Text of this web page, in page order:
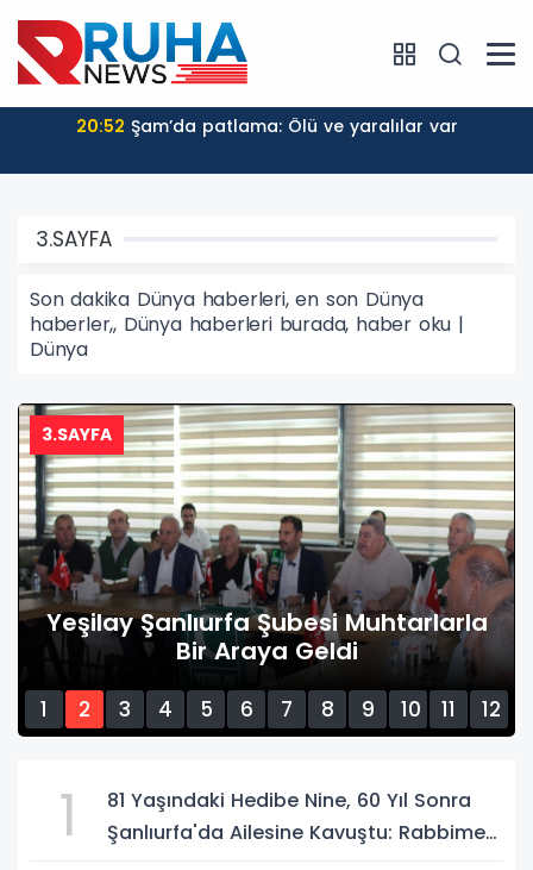
20:48 Yemen’de Husi saldırıları: 30 ölü
3.SAYFA
Son dakika Dünya haberleri, en son Dünya
haberler,, Dünya haberleri burada, haber oku |
Dünya
3.SAYFA
Yeşilay Şanlıurfa Şubesi Muhtarlarla
Bir Araya Geldi
1 2 3 4 5 6 7 8 9 10 11
12
1
81 Yaşındaki Hedibe Nine, 60 Yıl Sonra
Şanlıurfa'da Ailesine Kavuştu: Rabbime